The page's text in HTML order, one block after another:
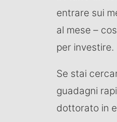
entrare sui
al mese –
per investire.
Se stai
guadagni
dottorato in